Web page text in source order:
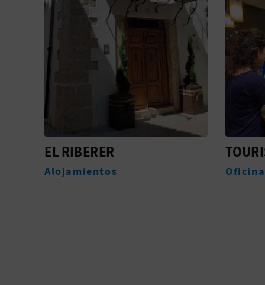
TOURIST INFO BENISSA
Oficinas de turismo